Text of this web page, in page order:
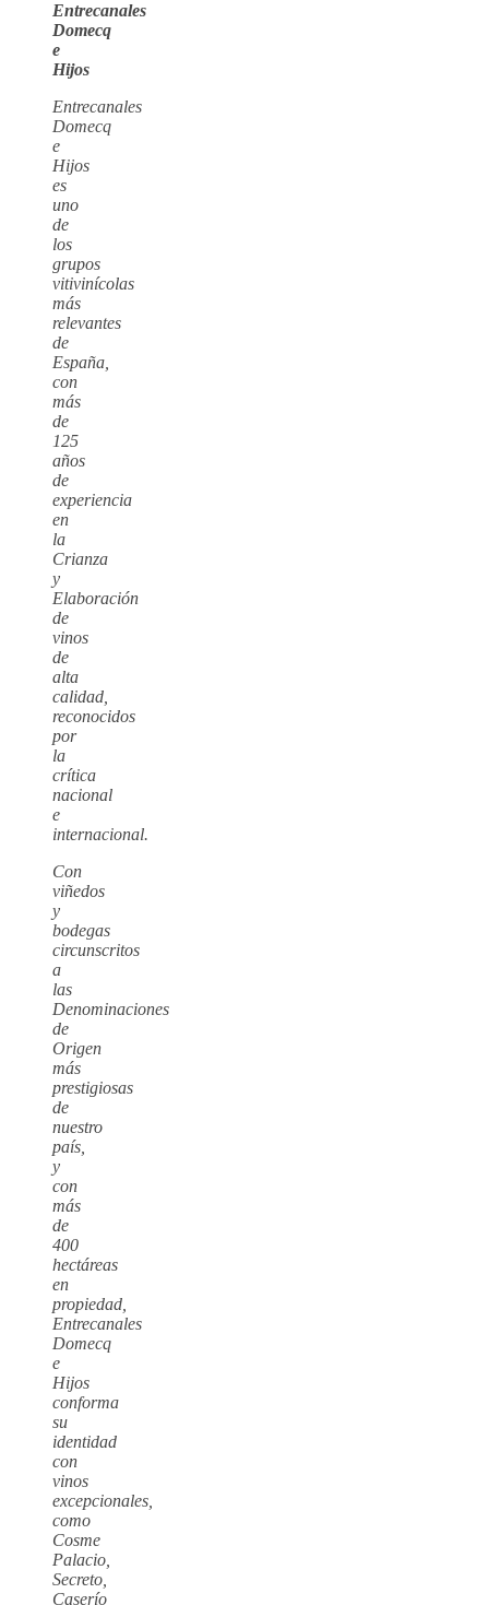
Entrecanales
Domecq
e
Hijos
Entrecanales
Domecq
e
Hijos
es
uno
de
los
grupos
vitivinícolas
más
relevantes
de
España,
con
más
de
125
años
de
experiencia
en
la
Crianza
y
Elaboración
de
vinos
de
alta
calidad,
reconocidos
por
la
crítica
nacional
e
internacional.
Con
viñedos
y
bodegas
circunscritos
a
las
Denominaciones
de
Origen
más
prestigiosas
de
nuestro
país,
y
con
más
de
400
hectáreas
en
propiedad,
Entrecanales
Domecq
e
Hijos
conforma
su
identidad
con
vinos
excepcionales,
como
Cosme
Palacio,
Secreto,
Caserío